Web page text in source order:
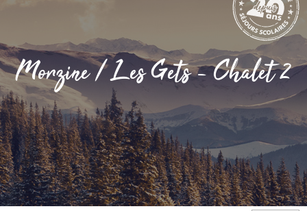
Morzine / Les Gets - Chalet 2